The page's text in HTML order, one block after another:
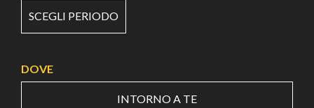
SCEGLI PERIODO
DOVE
INTORNO A TE